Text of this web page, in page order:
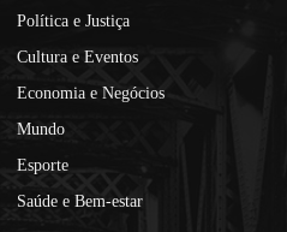
Política e Justiça
Cultura e Eventos
Economia e Negócios
Mundo
Esporte
Saúde e Bem-estar